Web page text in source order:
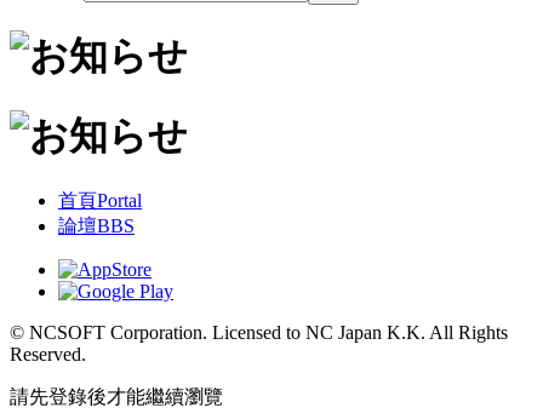
首頁Portal
論壇BBS
© NCSOFT Corporation. Licensed to NC Japan K.K. All Rights
Reserved.
請先登錄後才能繼續瀏覽